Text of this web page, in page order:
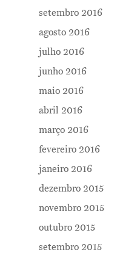
setembro 2016
agosto 2016
julho 2016
junho 2016
maio 2016
abril 2016
março 2016
fevereiro 2016
janeiro 2016
dezembro 2015
novembro 2015
outubro 2015
setembro 2015